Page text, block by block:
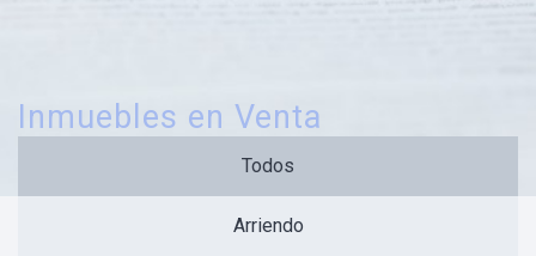
Inmuebles en Venta
CONSIGUELO
Todos
Arriendo